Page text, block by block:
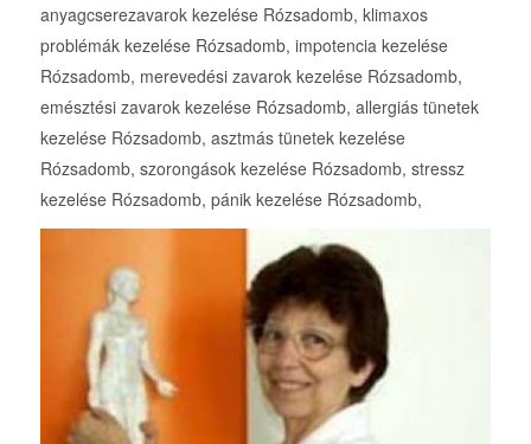
anyagcserezavarok kezelése Rózsadomb, klimaxos
problémák kezelése Rózsadomb, impotencia kezelése
Rózsadomb, merevedési zavarok kezelése Rózsadomb,
emésztési zavarok kezelése Rózsadomb, allergiás tünetek
kezelése Rózsadomb, asztmás tünetek kezelése
Rózsadomb, szorongások kezelése Rózsadomb, stressz
kezelése Rózsadomb, pánik kezelése Rózsadomb,